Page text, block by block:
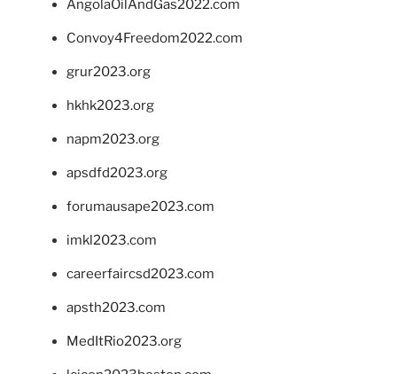
AngolaOilAndGas2022.com
Convoy4Freedom2022.com
grur2023.org
hkhk2023.org
napm2023.org
apsdfd2023.org
forumausape2023.com
imkl2023.com
careerfaircsd2023.com
apsth2023.com
MedItRio2023.org